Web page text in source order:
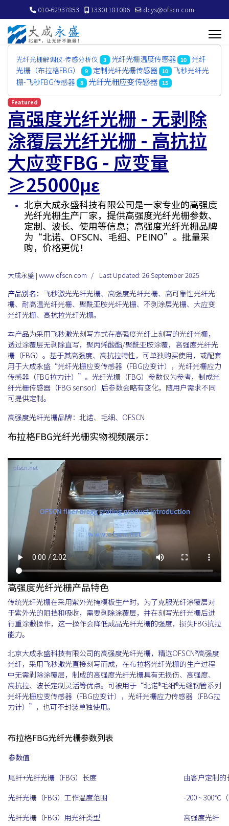
010-62937853 13301181086 dcys@ofscn.com
光纤光栅解调仪-传感分析仪 3 光纤光栅温度传感器 10
光纤
光栅（布拉格FBG）
9 定制光纤光栅传感器 10
飞秒光纤光
栅-飞秒FBG传感器
8 光纤光栅应变传感器 15
Featured
高强度光纤光栅 - 无剥除
涂覆层光纤光栅 - 高抗拉
大应变FBG - 应变量
≥25000με
北京大成永盛科技有限公司是一家专业的高强度
光纤光栅生产厂家，提供高强度光纤光栅参数、
定制、波长、使用等信息；高强度光纤光栅品牌
为“北诺、OFSCN、毛细、PEINO”。批量采
购，价格更优！
大成永盛 | www.ofscn.com Last Updated: 26 September 2025
产品别名： 飞秒激光光纤光栅、高强度光纤光栅、高可靠性光纤光
栅、耐高温光纤光栅、聚酰亚胺光纤光栅、不剥涂层光栅、大应变
光纤光栅、高抗拉光纤光栅。
本产品为采用飞秒激光刻写方式在高强度光纤上刻写的光纤光栅，
透过涂覆层无剥除直写，聚丙烯酸酯/聚酰亚胺涂覆，高强度光纤光
栅（FBG）。基于其高强度、高抗拉特性，可单独购买使用，或配套
用于大成永盛“光纤光栅应变传感器（FBG应变计），光纤光栅应力
传感器（FBG拉力计）”。光纤光栅（FBG）参数仅为参考，制成光
纤光栅传感器（FBG sensor）后参数会略有变化，随用户需求不同
可提供定制。
高强度光纤光栅品牌：北诺、毛细、OFSCN
布拉格FBG光纤光栅实物视频展示：
高强度光纤光栅产品特色
传统光纤光栅在采用紫外光掩模板生产时，为了克服光纤涂覆层对
于紫外光的阻挡和吸收，需要剥除涂覆层，并在刻写光纤光栅后进
行重涂敷操作，这一操作会降低成品光纤光栅的强度，损失FBG抗拉
能力。
北京大成永盛科技有限公司的高强度光纤光栅，精选OFSCN®高强度
光纤，采用飞秒激光直接刻写而成，在布拉格光纤光栅的生产过程
中无需剥除涂覆层，制成的高强度光纤光栅具有无损伤、高强度、
高抗拉、波长定制灵活等优点。可被用于“北诺®毛细®无缝钢管系列
光纤光栅应变传感器（FBG应变计），光纤光栅应力传感器（FBG拉
力计）”，也可不封装单独使用。
布拉格FBG光纤光栅参数列表
参数值
尾纤+光纤光栅（FBG）长度
由客户定制的
光纤光栅（FBG）工作温度范围
-200 ~ 300℃
光纤光栅（FBG）用光纤类型
高强度光纤